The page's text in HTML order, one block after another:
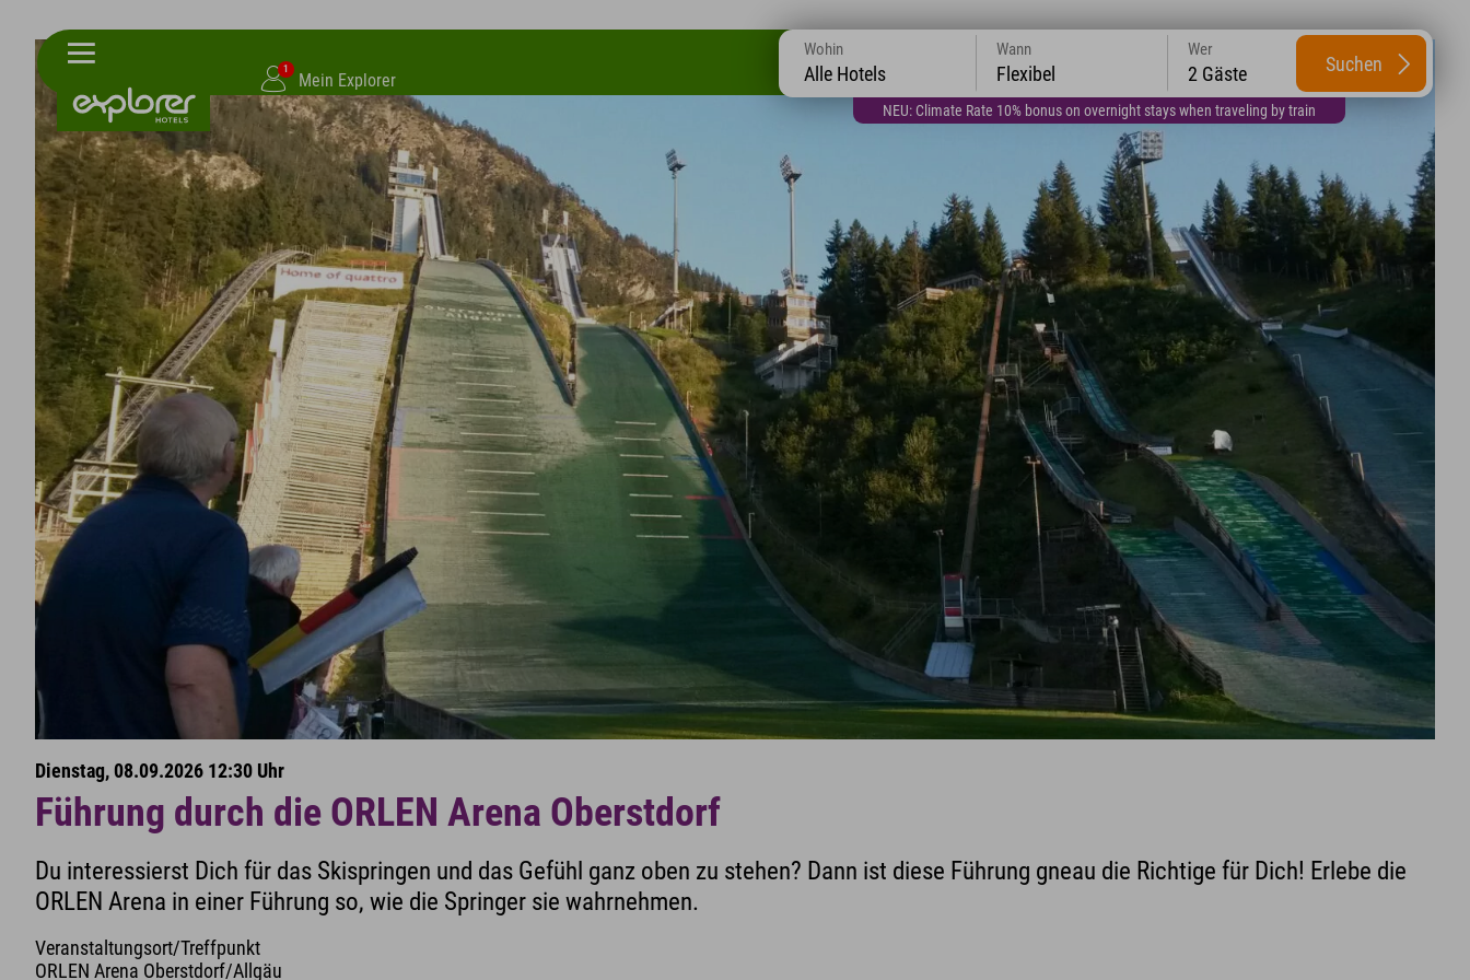
1
Mein Explorer
NEU: Climate Rate 10% bonus on overnight stays when traveling by train
Wohin
Alle Hotels
Wann
Flexibel
Wer
2 Gäste Suchen
Dienstag, 08.09.2026 12:30 Uhr
Führung durch die ORLEN Arena Oberstdorf
Du interessierst Dich für das Skispringen und das Gefühl ganz oben zu stehen? Dann ist diese Führung gneau die Richtige für Dich! Erlebe die
ORLEN Arena in einer Führung so, wie die Springer sie wahrnehmen.
Veranstaltungsort/Treffpunkt
ORLEN Arena Oberstdorf/Allgäu